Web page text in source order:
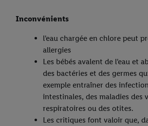
Inconvénients
l'eau chargée en chlore peut
allergies
Les bébés avalent de l'eau et
des bactéries et des germes
exemple entraîner des
intestinales, des maladies des
respiratoires ou des otites.
Les critiques font valoir que,